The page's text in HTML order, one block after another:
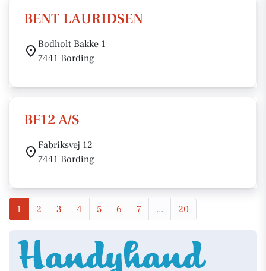
BENT LAURIDSEN
Bodholt Bakke 1
7441 Bording
BF12 A/S
Fabriksvej 12
7441 Bording
1 2 3 4 5 6 7 ... 20